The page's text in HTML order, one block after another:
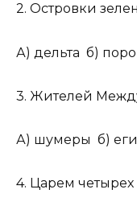
2. Островки
А) дельта б)
3. Жителей
А) шумеры б)
4. Царем четырех